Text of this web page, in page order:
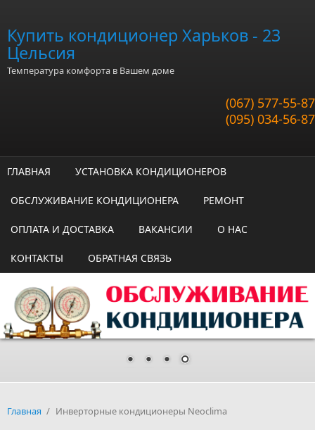
Купить кондиционер Харьков - 23
Цельсия
Температура комфорта в Вашем доме
(067) 577-55-87
(095) 034-56-87
ГЛАВНАЯ УСТАНОВКА КОНДИЦИОНЕРОВ
ОБСЛУЖИВАНИЕ КОНДИЦИОНЕРА РЕМОНТ
ОПЛАТА И ДОСТАВКА ВАКАНСИИ О НАС
КОНТАКТЫ ОБРАТНАЯ СВЯЗЬ
Главная / Инверторные кондиционеры Neoclima